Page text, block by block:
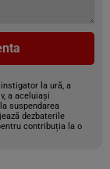
la ură, a
a aceluiași
suspendarea
dezbaterile
contribuția la o